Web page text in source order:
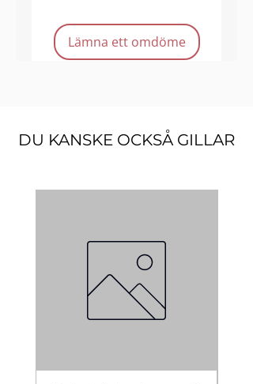
Durable & reusable
Lämna ett omdöme
DU KANSKE OCKSÅ GILLAR